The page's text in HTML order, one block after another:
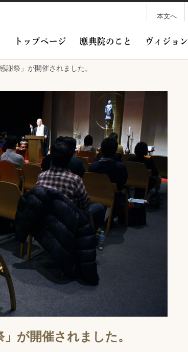
本文へ
トップページ 應典院のこと ヴィジョン
謝祭」が開催されました。
が開催されました。